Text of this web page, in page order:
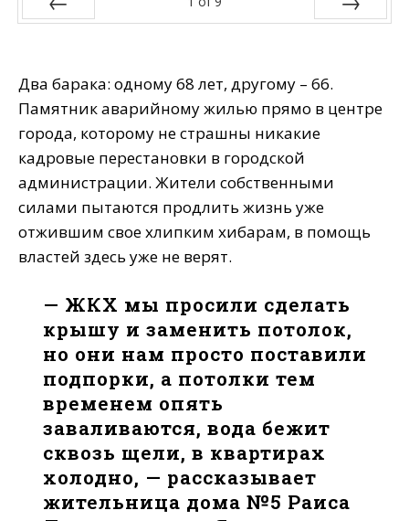
Два барака: одному 68 лет, другому – 66.
Памятник аварийному жилью прямо в центре
города, которому не страшны никакие
кадровые перестановки в городской
администрации. Жители собственными
силами пытаются продлить жизнь уже
отжившим свое хлипким хибарам, в помощь
властей здесь уже не верят.
— ЖКХ мы просили сделать
крышу и заменить потолок,
но они нам просто поставили
подпорки, а потолки тем
временем опять
заваливаются, вода бежит
сквозь щели, в квартирах
холодно, — рассказывает
жительница дома №5 Раиса